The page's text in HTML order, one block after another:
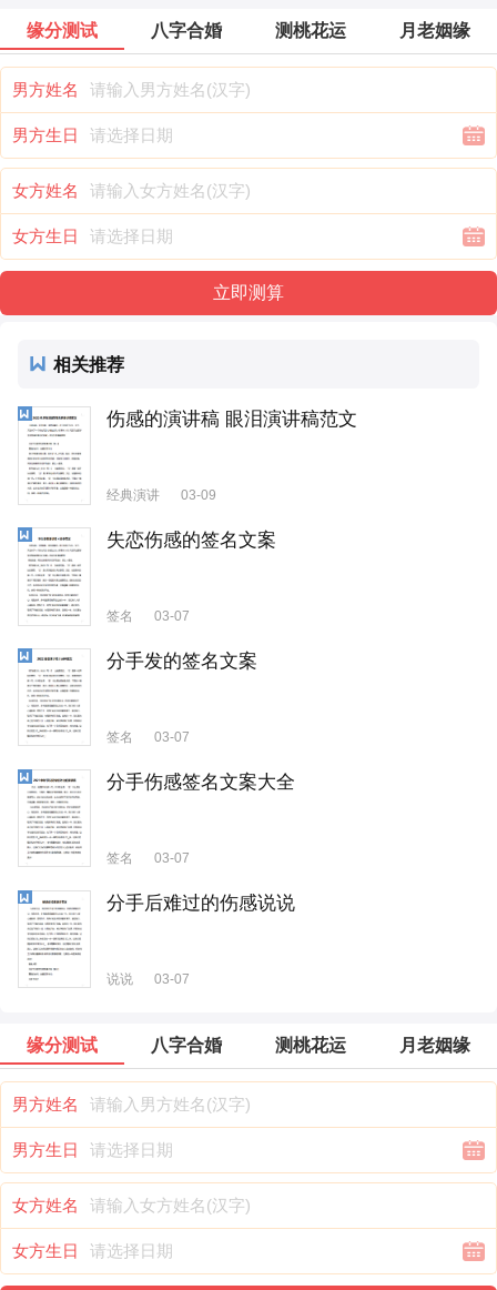
缘分测试 八字合婚 测桃花运 月老姻缘
男方姓名
男方生日
女方姓名
女方生日
相关推荐
伤感的演讲稿 眼泪演讲稿范文
经典演讲 03-09
失恋伤感的签名文案
签名 03-07
分手发的签名文案
签名 03-07
分手伤感签名文案大全
签名 03-07
分手后难过的伤感说说
说说 03-07
缘分测试 八字合婚 测桃花运 月老姻缘
男方姓名
男方生日
女方姓名
女方生日